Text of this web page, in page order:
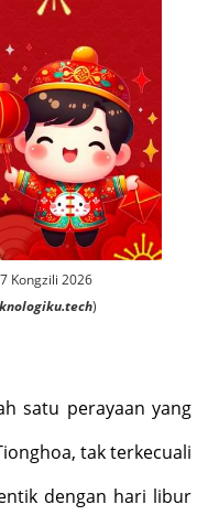
Kongzili 2026
)
satu perayaan yang
tak terkecuali
dengan hari libur